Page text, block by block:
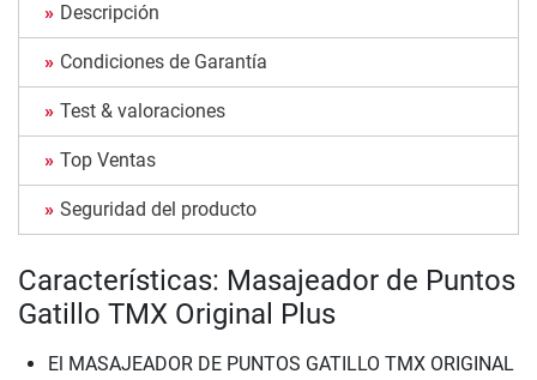
Descripción
Condiciones de Garantía
Test & valoraciones
Top Ventas
Seguridad del producto
Características: Masajeador de Puntos
Gatillo TMX Original Plus
El MASAJEADOR DE PUNTOS GATILLO TMX ORIGINAL